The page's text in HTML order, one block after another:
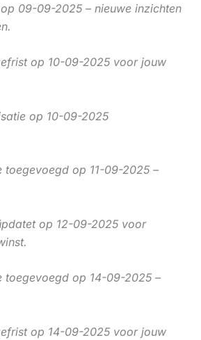
09-09-2025 – nieuwe inzichten
op 10-09-2025 voor jouw
op 10-09-2025
toegevoegd op 11-09-2025 –
op 12-09-2025 voor
toegevoegd op 14-09-2025 –
op 14-09-2025 voor jouw